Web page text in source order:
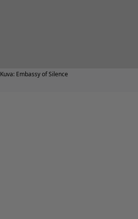
Kuva: Embassy of Silence